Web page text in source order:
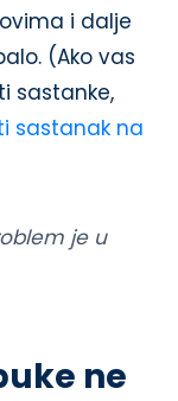
i dalje
(Ako vas
sastanke,
sastanak na
je u
ne